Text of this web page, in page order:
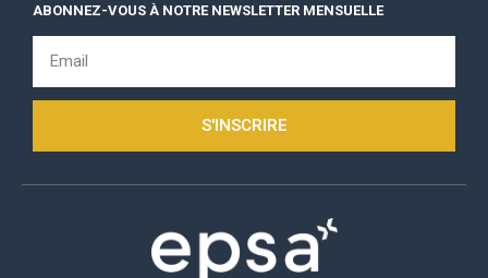
ABONNEZ-VOUS À NOTRE NEWSLETTER MENSUELLE
S'INSCRIRE